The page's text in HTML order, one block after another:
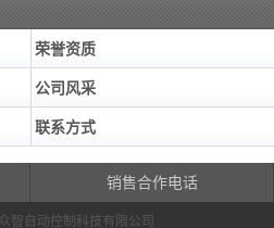
荣誉资质
公司风采
联系方式
销售合作电话
智自动控制科技有限公司